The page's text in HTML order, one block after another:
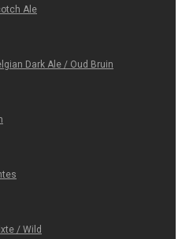
Ale
Dark Ale / Oud Bruin
/ Wild